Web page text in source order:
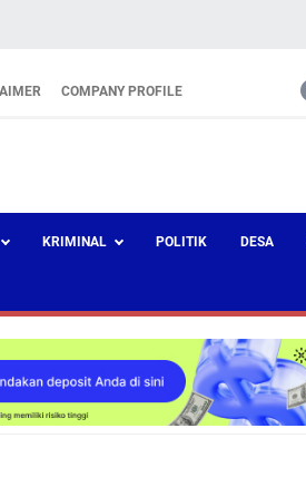
COMPANY PROFILE
KRIMINAL POLITIK DESA